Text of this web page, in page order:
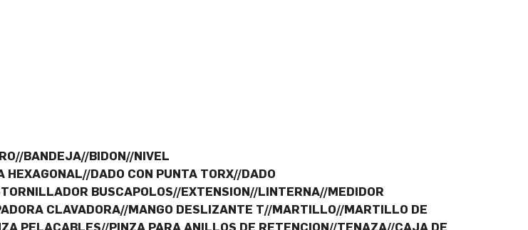
BANDEJA//BIDON//NIVEL
DADO CON PUNTA TORX//DADO
BUSCAPOLOS//EXTENSION//LINTERNA//MEDIDOR
CLAVADORA//MANGO DESLIZANTE T//MARTILLO//MARTILLO DE
PELACABLES//PINZA PARA ANILLOS DE RETENCION//TENAZA//CAJA DE